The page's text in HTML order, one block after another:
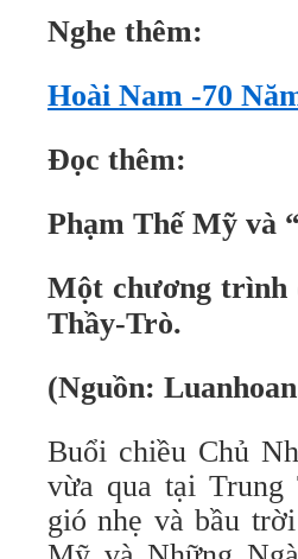
Nghe thêm:
Hoài Nam -70
Đọc thêm:
Phạm Thế Mỹ và
Một chươngtrình
Thầy-Trò.
(Nguồn:
Buổi chiều Chủ
vừa qua tại Trung
gió nhẹ và bầu